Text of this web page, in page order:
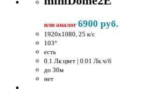
или аналог 6900 руб.
1920x1080, 25 к/c
103°
есть
0.1 Лк цвет | 0.01 Лк ч/б
до 30м
нет